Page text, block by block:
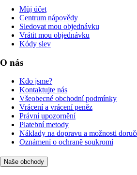
Můj účet
Centrum nápovědy
Sledovat mou objednávku
Vrátit mou objednávku
Kódy slev
O nás
Kdo jsme?
Kontaktujte nás
Všeobecné obchodní podmínky
Vrácení a vrácení peněz
Právní upozornění
Platební metody
Náklady na dopravu a možnosti
Oznámení o ochraně soukromí
Naše obchody